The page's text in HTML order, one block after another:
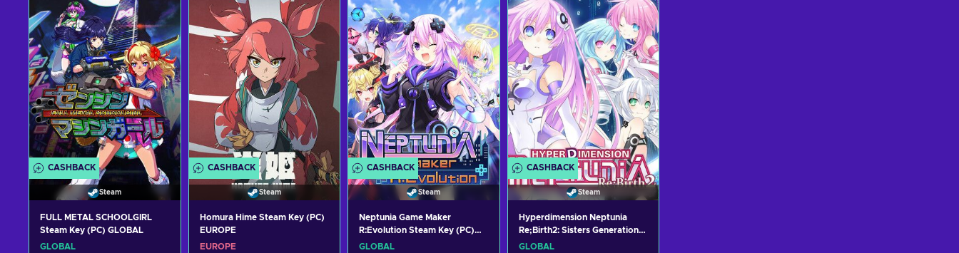
CASHBACK
Steam
FULL METAL SCHOOLGIRL
Steam Key (PC) GLOBAL
GLOBAL
CASHBACK
Steam
Homura Hime Steam Key (PC)
EUROPE
EUROPE
CASHBACK
Steam
Neptunia Game Maker
R:Evolution Steam Key (PC)
GLOBAL
GLOBAL
CASHBACK
Steam
Hyperdimension Neptunia
Re;Birth2: Sisters Generation
Steam Key GLOBAL
GLOBAL